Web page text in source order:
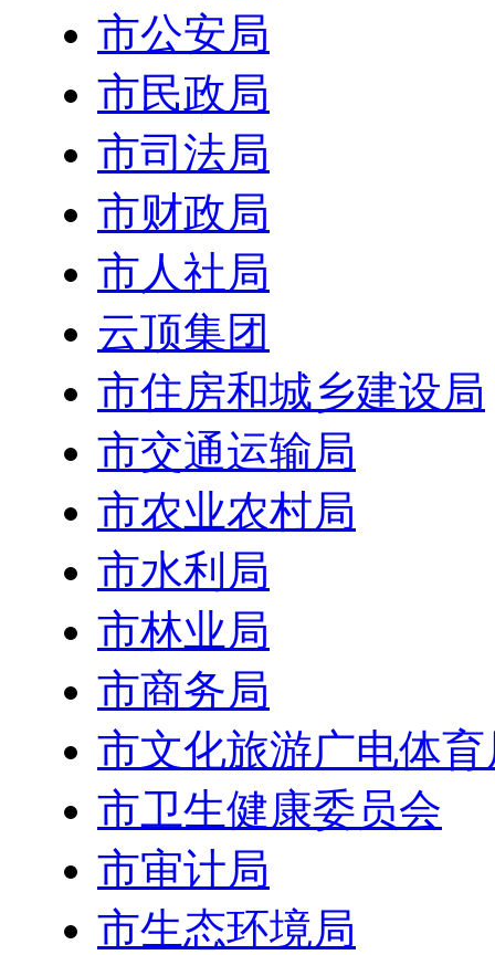
市公安局
市民政局
市司法局
市财政局
市人社局
云顶集团
市住房和城乡建设局
市交通运输局
市农业农村局
市水利局
市林业局
市商务局
市文化旅游广电体育
市卫生健康委员会
市审计局
市生态环境局